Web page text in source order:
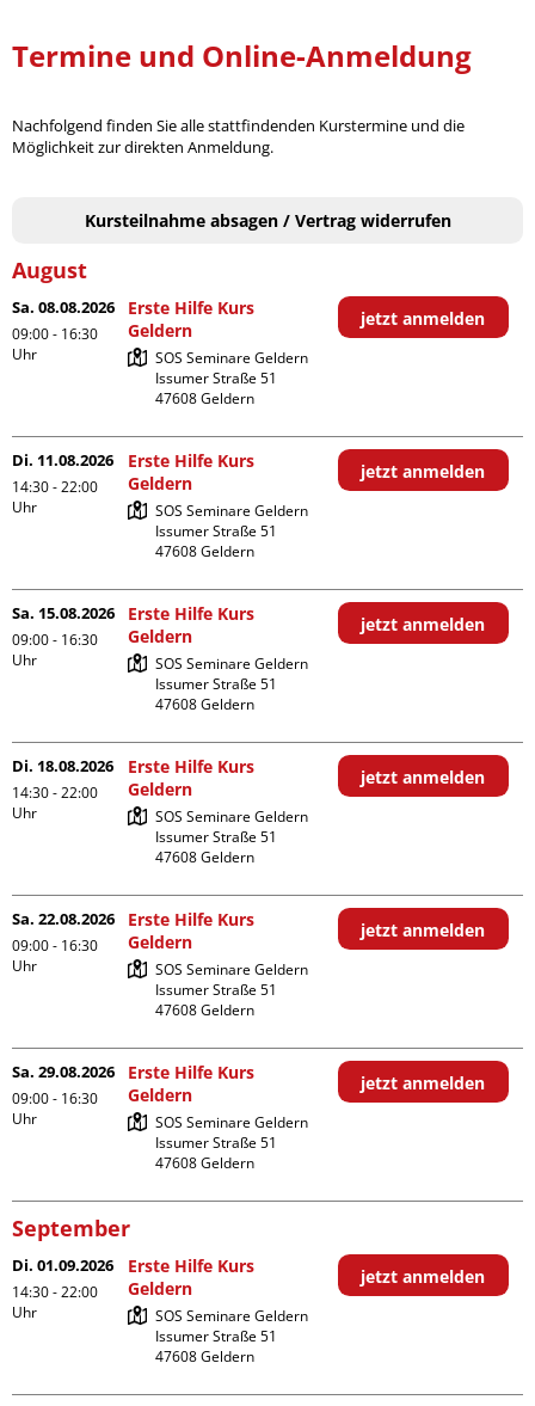
Termine und Online-Anmeldung
Nachfolgend finden Sie alle stattfindenden Kurstermine und die
Möglichkeit zur direkten Anmeldung.
Kursteilnahme absagen / Vertrag widerrufen
August
Sa. 08.08.2026
09:00 - 16:30
Uhr
Erste Hilfe Kurs
Geldern
SOS Seminare Geldern
Issumer Straße 51
jetzt anmelden
Di. 11.08.2026
14:30 - 22:00
Uhr
Erste Hilfe Kurs
Geldern
SOS Seminare Geldern
Issumer Straße 51
jetzt anmelden
Sa. 15.08.2026
09:00 - 16:30
Uhr
Erste Hilfe Kurs
Geldern
SOS Seminare Geldern
Issumer Straße 51
jetzt anmelden
Di. 18.08.2026
14:30 - 22:00
Uhr
Erste Hilfe Kurs
Geldern
SOS Seminare Geldern
Issumer Straße 51
jetzt anmelden
Sa. 22.08.2026
09:00 - 16:30
Uhr
Erste Hilfe Kurs
Geldern
SOS Seminare Geldern
Issumer Straße 51
jetzt anmelden
Sa. 29.08.2026
09:00 - 16:30
Uhr
Erste Hilfe Kurs
Geldern
SOS Seminare Geldern
Issumer Straße 51
jetzt anmelden
September
Di. 01.09.2026
14:30 - 22:00
Uhr
Erste Hilfe Kurs
Geldern
SOS Seminare Geldern
Issumer Straße 51
jetzt anmelden